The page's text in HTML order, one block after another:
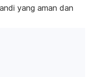
yang aman dan